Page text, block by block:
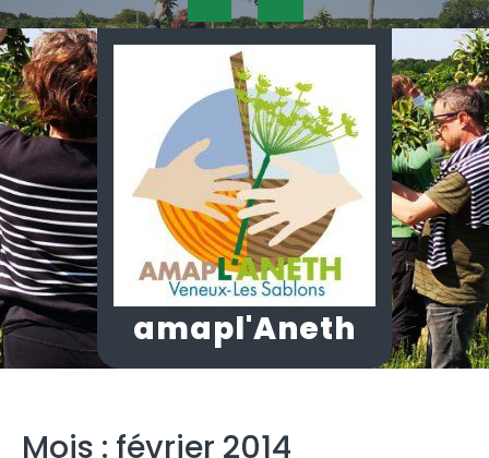
Skip
to
content
Open
Button
amapl'Aneth
Mois : février 2014